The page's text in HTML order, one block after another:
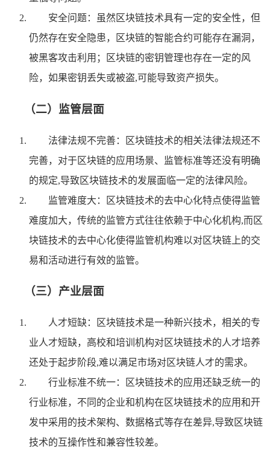
安全问题：虽然区块链技术具有一定的安全性，但
仍然存在安全隐患，区块链的智能合约可能存在漏洞，
被黑客攻击利用；区块链的密钥管理也存在一定的风
险，如果密钥丢失或被盗,可能导致资产损失。
（二）监管层面
法律法规不完善：区块链技术的相关法律法规还不
完善，对于区块链的应用场景、监管标准等还没有明确
的规定,导致区块链技术的发展面临一定的法律风险。
监管难度大：区块链技术的去中心化特点使得监管
难度加大，传统的监管方式往往依赖于中心化机构,而区
块链技术的去中心化使得监管机构难以对区块链上的交
易和活动进行有效的监管。
（三）产业层面
人才短缺：区块链技术是一种新兴技术，相关的专
业人才短缺，高校和培训机构对区块链技术的人才培养
还处于起步阶段,难以满足市场对区块链人才的需求。
行业标准不统一：区块链技术的应用还缺乏统一的
行业标准，不同的企业和机构在区块链技术的应用和开
发中采用的技术架构、数据格式等存在差异,导致区块链
技术的互操作性和兼容性较差。